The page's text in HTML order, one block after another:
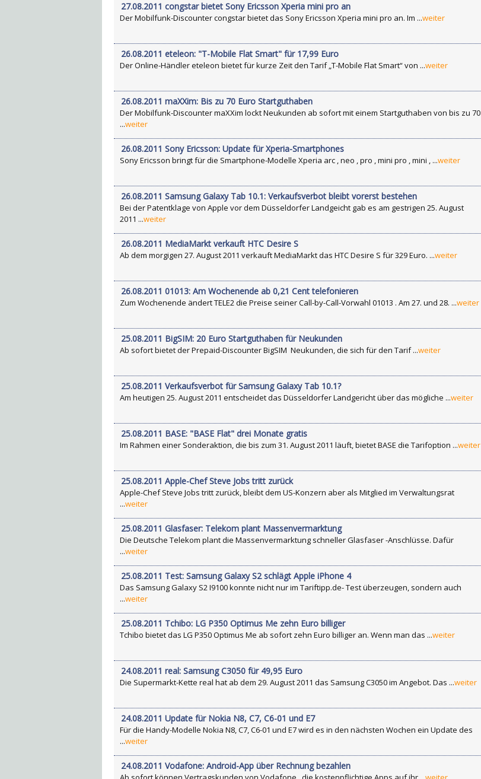
27.08.2011 congstar bietet Sony Ericsson Xperia mini pro an
Der Mobilfunk-Discounter congstar bietet das Sony Ericsson Xperia mini pro an. Im ...weiter
26.08.2011 eteleon: "T-Mobile Flat Smart" für 17,99 Euro
Der Online-Händler eteleon bietet für kurze Zeit den Tarif „T-Mobile Flat Smart“ von ...weiter
26.08.2011 maXXim: Bis zu 70 Euro Startguthaben
Der Mobilfunk-Discounter maXXim lockt Neukunden ab sofort mit einem Startguthaben von bis zu 70
...weiter
26.08.2011 Sony Ericsson: Update für Xperia-Smartphones
Sony Ericsson bringt für die Smartphone-Modelle Xperia arc , neo , pro , mini pro , mini , ...weiter
26.08.2011 Samsung Galaxy Tab 10.1: Verkaufsverbot bleibt vorerst bestehen
Bei der Patentklage von Apple vor dem Düsseldorfer Landgeicht gab es am gestrigen 25. August
2011 ...weiter
26.08.2011 MediaMarkt verkauft HTC Desire S
Ab dem morgigen 27. August 2011 verkauft MediaMarkt das HTC Desire S für 329 Euro. ...weiter
26.08.2011 01013: Am Wochenende ab 0,21 Cent telefonieren
Zum Wochenende ändert TELE2 die Preise seiner Call-by-Call-Vorwahl 01013 . Am 27. und 28. ...weiter
25.08.2011 BigSIM: 20 Euro Startguthaben für Neukunden
Ab sofort bietet der Prepaid-Discounter BigSIM Neukunden, die sich für den Tarif ...weiter
25.08.2011 Verkaufsverbot für Samsung Galaxy Tab 10.1?
Am heutigen 25. August 2011 entscheidet das Düsseldorfer Landgericht über das mögliche ...weiter
25.08.2011 BASE: "BASE Flat" drei Monate gratis
Im Rahmen einer Sonderaktion, die bis zum 31. August 2011 läuft, bietet BASE die Tarifoption ...weiter
25.08.2011 Apple-Chef Steve Jobs tritt zurück
Apple-Chef Steve Jobs tritt zurück, bleibt dem US-Konzern aber als Mitglied im Verwaltungsrat
...weiter
25.08.2011 Glasfaser: Telekom plant Massenvermarktung
Die Deutsche Telekom plant die Massenvermarktung schneller Glasfaser -Anschlüsse. Dafür
...weiter
25.08.2011 Test: Samsung Galaxy S2 schlägt Apple iPhone 4
Das Samsung Galaxy S2 I9100 konnte nicht nur im Tariftipp.de- Test überzeugen, sondern auch
...weiter
25.08.2011 Tchibo: LG P350 Optimus Me zehn Euro billiger
Tchibo bietet das LG P350 Optimus Me ab sofort zehn Euro billiger an. Wenn man das ...weiter
24.08.2011 real: Samsung C3050 für 49,95 Euro
Die Supermarkt-Kette real hat ab dem 29. August 2011 das Samsung C3050 im Angebot. Das ...weiter
24.08.2011 Update für Nokia N8, C7, C6-01 und E7
Für die Handy-Modelle Nokia N8, C7, C6-01 und E7 wird es in den nächsten Wochen ein Update des
...weiter
24.08.2011 Vodafone: Android-App über Rechnung bezahlen